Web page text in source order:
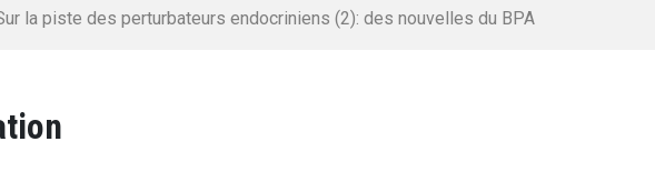
la piste des perturbateurs endocriniens (2): des nouvelles du BPA